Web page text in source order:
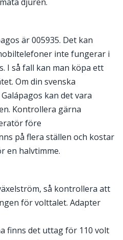
är 005935. Det kan
inte fungerar i
I så fall kan man köpa ett
Om din svenska
kan det vara
Kontrollera gärna
före
på flera ställen och kostar
en halvtimme.
så kontrollera att
för volttalet. Adapter
finns det uttag för 110 volt